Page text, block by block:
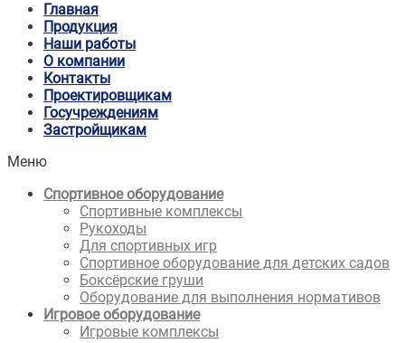
Главная
Продукция
Наши работы
О компании
Контакты
Проектировщикам
Госучреждениям
Застройщикам
Меню
Спортивное оборудование
Спортивные комплексы
Рукоходы
Для спортивных игр
Спортивное оборудование для детских садов
Боксёрские груши
Оборудование для выполнения нормативов
Игровое оборудование
Игровые комплексы